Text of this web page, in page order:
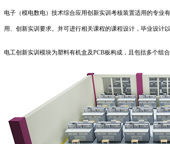
电子（模电数电）技术综合应用创新实训考核装置适用的专业
用、创新实训要求。并可进行相关课程的课程设计，毕业设计
电工创新实训模块为塑料有机盒及PCB板构成，且包括多个组